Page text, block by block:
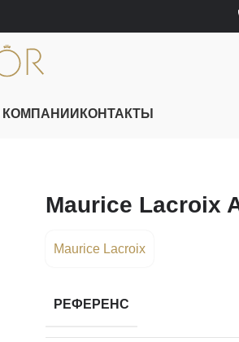
КОМПАНИИ КОНТАКТЫ
Maurice Lacroix
Maurice Lacroix
РЕФЕРЕНС